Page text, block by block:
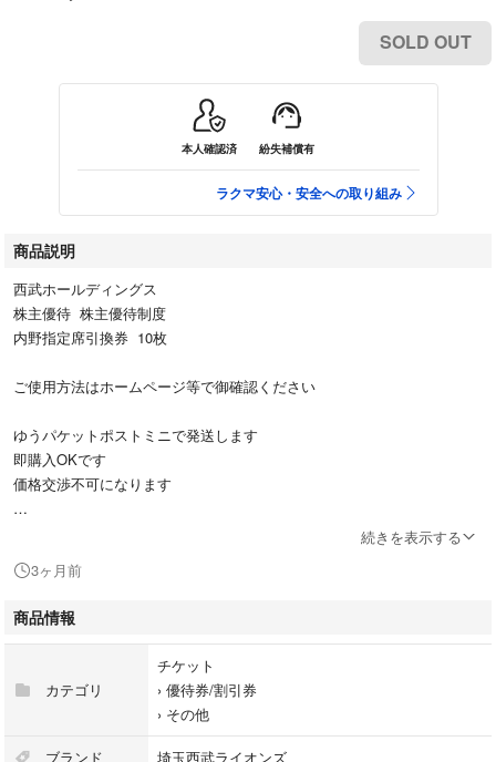
SOLD OUT
本人確認済 紛失補償有
ラクマ安心・安全への取り組み
商品説明
西武ホールディングス
株主優待 株主優待制度
内野指定席引換券 10枚
ご使用方法はホームページ等で御確認ください
ゆうパケットポストミニで発送します
即購入OKです
価格交渉不可になります
続きを表示する
3ヶ月前
商品情報
カテゴリ
チケット
› 優待券/割引券
› その他
ブランド 埼玉西武ライオンズ